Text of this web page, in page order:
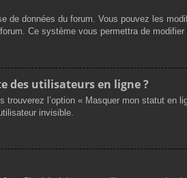
données du forum. Vous pouvez les
Ce système vous permettra de
des utilisateurs en ligne ?
trouverez l’option « Masquer mon statut
invisible.